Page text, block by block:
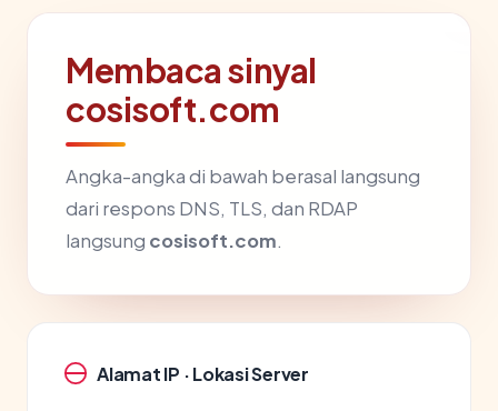
Membaca sinyal
cosisoft.com
Angka-angka di bawah berasal langsung
dari respons DNS, TLS, dan RDAP
langsung cosisoft.com.
Alamat IP · Lokasi Server